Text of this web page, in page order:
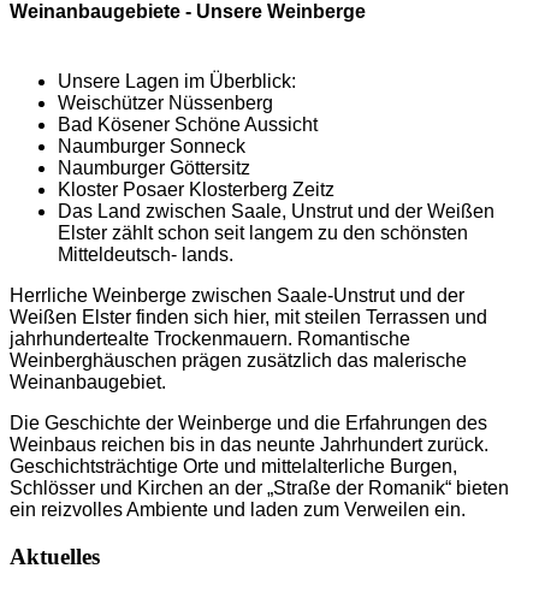
Weinanbaugebiete - Unsere Weinberge
Unsere Lagen im Überblick:
Weischützer Nüssenberg
Bad Kösener Schöne Aussicht
Naumburger Sonneck
Naumburger Göttersitz
Kloster Posaer Klosterberg Zeitz
Das Land zwischen Saale, Unstrut und der Weißen
Elster zählt schon seit langem zu den schönsten
Mitteldeutsch- lands.
Herrliche Weinberge zwischen Saale-Unstrut und der
Weißen Elster finden sich hier, mit steilen Terrassen und
jahrhundertealte Trockenmauern. Romantische
Weinberghäuschen prägen zusätzlich das malerische
Weinanbaugebiet.
Die Geschichte der Weinberge und die Erfahrungen des
Weinbaus reichen bis in das neunte Jahrhundert zurück.
Geschichtsträchtige Orte und mittelalterliche Burgen,
Schlösser und Kirchen an der „Straße der Romanik“ bieten
ein reizvolles Ambiente und laden zum Verweilen ein.
Aktuelles